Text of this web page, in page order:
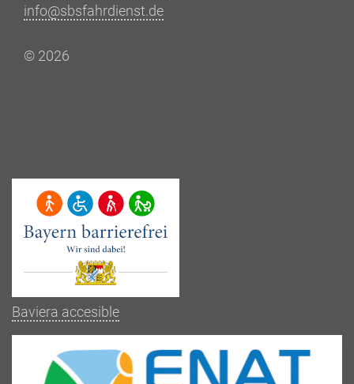
info@sbsfahrdienst.de
© 2026
Baviera accesible